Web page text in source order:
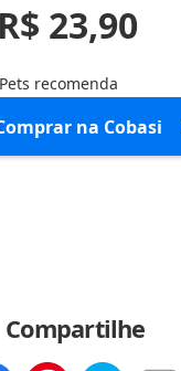
R$ 23,90
recomenda
na Cobasi
Compartilhe